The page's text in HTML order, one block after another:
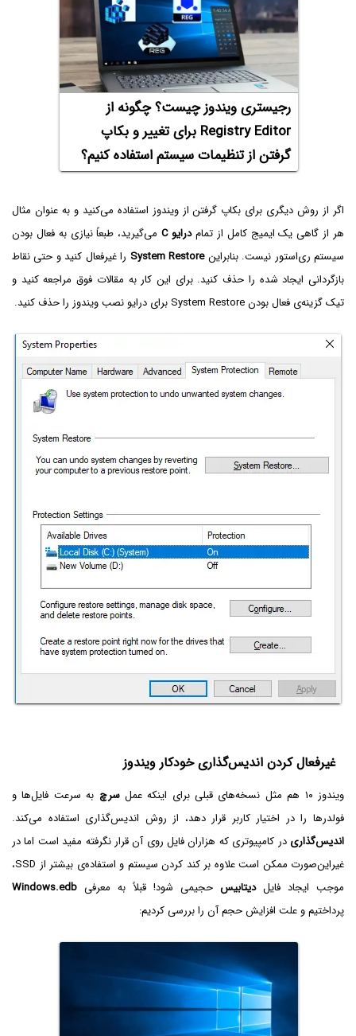
رجیستری ویندوز چیست؟ چگونه از
Registry Editor برای تغییر و بکاپ
گرفتن از تنظیمات سیستم استفاده کنیم؟
اگر از روش دیگری برای بکاپ گرفتن از ویندوز استفاده می‌کنید و به عنوان مثال
هر از گاهی یک ایمیج کامل از تمامدرایو C می‌گیرید، طبعاً نیازی به فعال بودن
سیستم ری‌استور نیست. بنابراینSystem Restore را غیرفعال کنید و حتی نقاط
بازگردانی ایجاد شده را حذف کنید. برای این کار به مقالات فوق مراجعه کنید و
تیک گزینه‌ی فعال بودن System Restore برای درایو نصب ویندوز را حذف کنید.
غیرفعال کردن اندیس‌گذاری خودکار ویندوز
ویندوز ۱۰ هم مثل نسخه‌های قبلی برای اینکه عمل سرچ به سرعت فایل‌ها و
فولدرها را در اختیار کاربر قرار دهد، از روش اندیس‌گذاری استفاده می‌کند.
اندیس‌گذاری در کامپیوتری که هزاران فایل روی آن قرار نگرفته مفید است اما در
غیراین‌صورت ممکن است علاوه بر کند کردن سیستم و استفاده‌ی بیشتر از SSD،
موجب ایجاد فایلدیتابیس حجیمی شود! قبلاً به معرفی Windows.edb
پرداختیم و علت افزایش حجم آن را بررسی کردیم: